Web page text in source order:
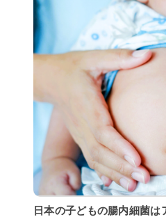
日本の子どもの腸内細菌